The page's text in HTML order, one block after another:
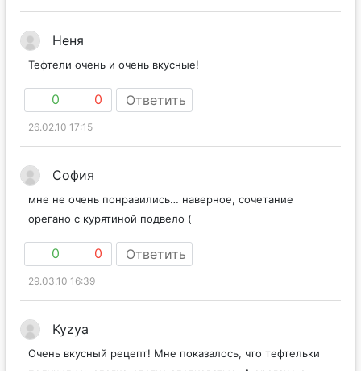
Неня
Тефтели очень и очень вкусные!
0 0 Ответить
26.02.10 17:15
София
мне не очень понравились… наверное, сочетание
орегано с курятиной подвело (
0 0 Ответить
29.03.10 16:39
Kyzya
Очень вкусный рецепт! Мне показалось, что тефтельки